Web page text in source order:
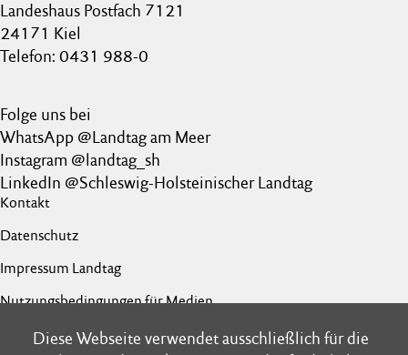
Diese Webseite verwendet ausschließlich für die
Diese Webseite verwendet ausschließlich für die
Landeshaus Postfach 7121
24171 Kiel
Telefon: 0431 988-0
Folge uns bei
WhatsApp @Landtag am Meer
Instagram @landtag_sh
LinkedIn @Schleswig-Holsteinischer Landtag
Kontakt
Datenschutz
Impressum Landtag
Nutzungsbedingungen für Medien
Barrierefreiheit